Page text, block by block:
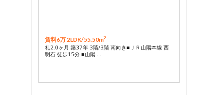
賃料6万 2LDK/55.50m2
礼2.0ヶ月 築37年 3階/3階 南向き■ＪＲ山陽本線 西
明石 徒歩15分 ■山陽 …